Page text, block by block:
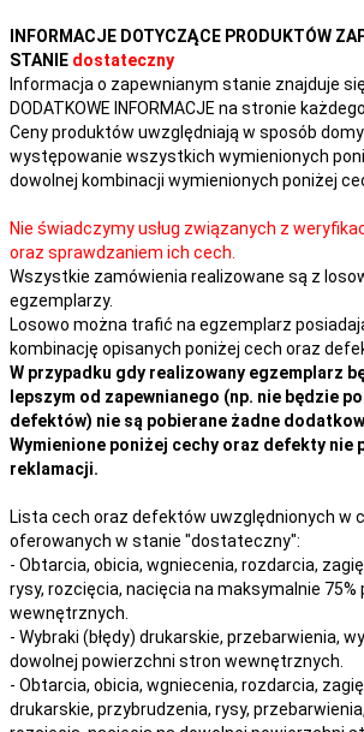
INFORMACJE DOTYCZĄCE PRODUKTÓW
STANIE dostateczny
Informacja o zapewnianym stanie znajduje
DODATKOWE INFORMACJE na stronie
Ceny produktów uwzględniają w sposób
występowanie wszystkich wymienionych
dowolnej kombinacji wymienionych poniżej
Nie świadczymy usług związanych z
oraz sprawdzaniem ich cech.
Wszystkie zamówienia realizowane są z
egzemplarzy.
Losowo można trafić na egzemplarz
kombinację opisanych poniżej cech oraz
W przypadku gdy realizowany egzemplarz
lepszym od zapewnianego (np. nie będzie
defektów) nie są pobierane żadne
Wymienione poniżej cechy oraz defekty nie
reklamacji.
Lista cech oraz defektów uwzględnionych w
oferowanych w stanie "dostateczny":
- Obtarcia, obicia, wgniecenia, rozdarcia,
rysy, rozcięcia, nacięcia na maksymalnie
wewnętrznych.
- Wybraki (błędy) drukarskie, przebarwienia,
dowolnej powierzchni stron wewnętrznych.
- Obtarcia, obicia, wgniecenia, rozdarcia,
drukarskie, przybrudzenia, rysy, przebarwienia,